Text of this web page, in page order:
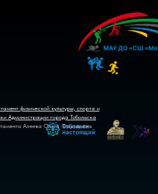
физической культуры, спорта и
Администрации города Тобольска
Алеева Ольга Фаридовна